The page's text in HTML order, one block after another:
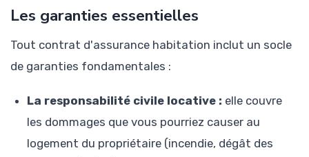
Les garanties essentielles
Tout contrat d'assurance habitation inclut un socle
de garanties fondamentales :
La responsabilité civile locative : elle couvre
les dommages que vous pourriez causer au
logement du propriétaire (incendie, dégât des